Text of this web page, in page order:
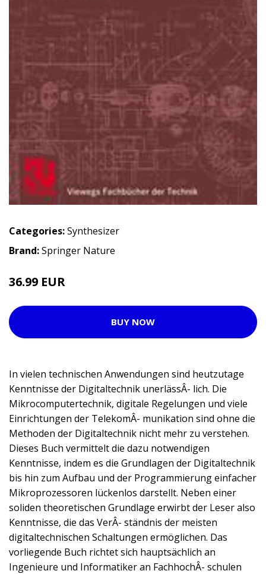
Categories:Synthesizer
Brand:Springer Nature
36.99 EUR
BUY NOW
In vielen technischen Anwendungen sind heutzutage
Kenntnisse der Digitaltechnik unerlässÂ- lich. Die
Mikrocomputertechnik, digitale Regelungen und viele
Einrichtungen der TelekomÂ- munikation sind ohne die
Methoden der Digitaltechnik nicht mehr zu verstehen.
Dieses Buch vermittelt die dazu notwendigen
Kenntnisse, indem es die Grundlagen der Digitaltechnik
bis hin zum Aufbau und der Programmierung einfacher
Mikroprozessoren lückenlos darstellt. Neben einer
soliden theoretischen Grundlage erwirbt der Leser also
Kenntnisse, die das VerÂ- ständnis der meisten
digitaltechnischen Schaltungen ermöglichen. Das
vorliegende Buch richtet sich hauptsächlich an
Ingenieure und Informatiker an FachhochÂ- schulen